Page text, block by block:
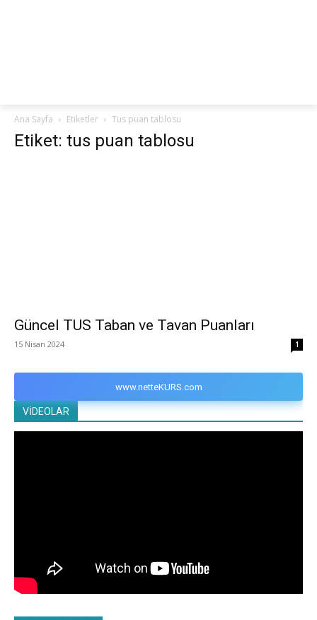
Ana Sayfa Etiketler Tus puan tablosu
Etiket: tus puan tablosu
Güncel TUS Taban ve Tavan Puanları
15 Nisan 2024 1
www.netteKURS.com
VİDEOLAR